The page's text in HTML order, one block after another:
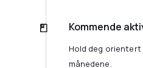
Kommende
Hold deg
månedene.